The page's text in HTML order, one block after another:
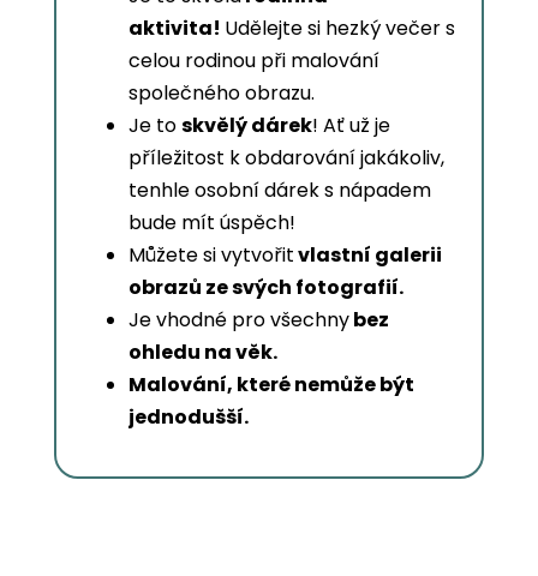
aktivita! Udělejte si hezký večer s
celou rodinou při malování
společného obrazu.
Je toskvělý dárek! Ať už je
příležitost k obdarování jakákoliv,
tenhle osobní dárek s nápadem
bude mít úspěch!
Můžete si vytvořitvlastní galerii
obrazů ze svých fotografií.
Je vhodné pro všechnybez
ohledu na věk.
Malování, které nemůže být
jednodušší.